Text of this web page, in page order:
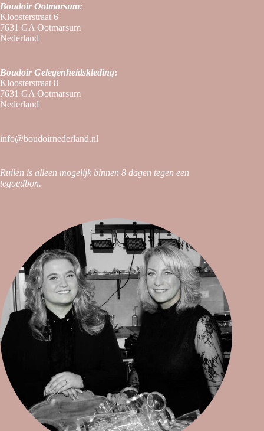
Boudoir Ootmarsum:
Kloosterstraat 6
7631 GA Ootmarsum
Nederland
Boudoir Gelegenheidskleding:
Kloosterstraat 8
7631 GA Ootmarsum
Nederland
info@boudoirnederland.nl
Ruilen is alleen mogelijk binnen 8 dagen tegen een
tegoedbon.